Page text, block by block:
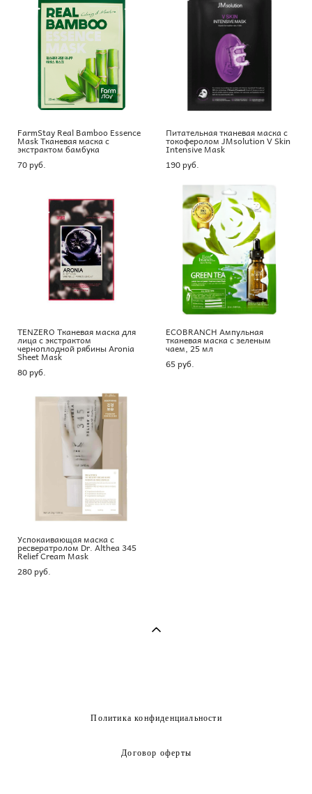
FarmStay Real Bamboo Essence
Mask Тканевая маска с
экстрактом бамбука
70 pуб.
Питательная тканевая маска с
токоферолом JMsolution V Skin
Intensive Mask
190 pуб.
TENZERO Тканевая маска для
лица с экстрактом
черноплодной рябины Aronia
Sheet Mask
80 pуб.
ECOBRANCH Ампульная
тканевая маска с зеленым
чаем, 25 мл
65 pуб.
Успокаивающая маска с
ресвератролом Dr. Althea 345
Relief Cream Mask
280 pуб.
Политика конфиденциальности
Договор оферты